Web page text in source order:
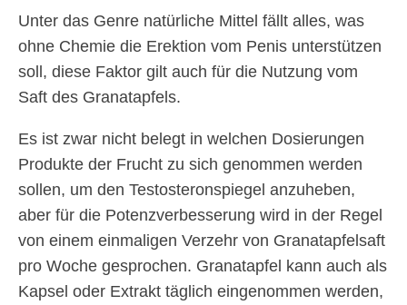
Unter das Genre natürliche Mittel fällt alles, was
ohne Chemie die Erektion vom Penis unterstützen
soll, diese Faktor gilt auch für die Nutzung vom
Saft des Granatapfels.
Es ist zwar nicht belegt in welchen Dosierungen
Produkte der Frucht zu sich genommen werden
sollen, um den Testosteronspiegel anzuheben,
aber für die Potenzverbesserung wird in der Regel
von einem einmaligen Verzehr von Granatapfelsaft
pro Woche gesprochen. Granatapfel kann auch als
Kapsel oder Extrakt täglich eingenommen werden,